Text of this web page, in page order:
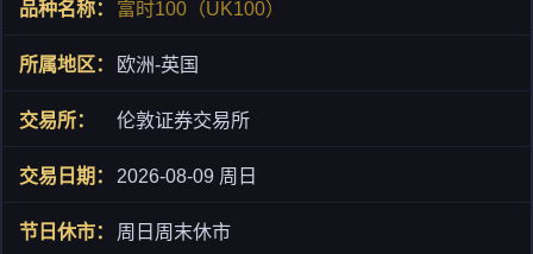
富时100（UK100）
欧洲-英国
伦敦证券交易所
2026-08-09 周日
周日周末休市